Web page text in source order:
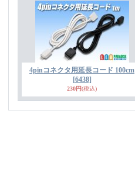
4pinコネクタ用延長コード 100cm
[6438]
230円(税込)